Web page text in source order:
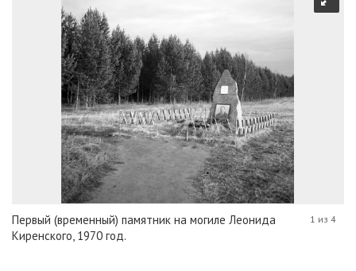
Первый (временный) памятник на могиле Леонида
Киренского, 1970 год.
1 из 4